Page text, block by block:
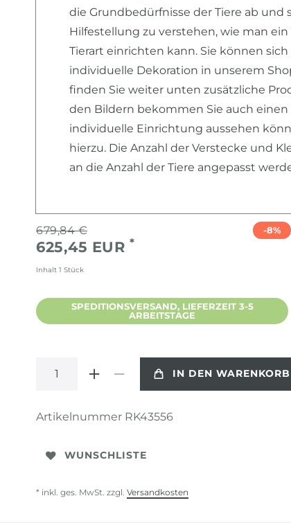
die Grundbedürfnisse der Tiere ab und
Hilfestellung zu verstehen, wie man ein
Tierart einrichten kann. Sie können
individuelle Dekoration in unserem
finden Sie weiter unten zusätzliche
den Bildern bekommen Sie auch einen
individuelle Einrichtung aussehen
hierzu. Die Anzahl der Verstecke und
an die Anzahl der Tiere angepasst
679,84 €
625,45 EUR *
Inhalt 1 Stück
-8%
SPEDITIONSVERSAND, LIEFERZEIT 3-5
ARBEITSTAGE
IN DEN WARENKORB
Artikelnummer RK43556
WUNSCHLISTE
* inkl. ges. MwSt. zzgl. Versandkosten